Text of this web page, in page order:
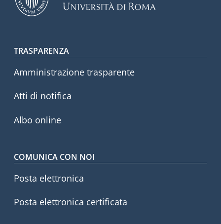
Footer menu
TRASPARENZA
Amministrazione trasparente
Atti di notifica
Albo online
COMUNICA CON NOI
Posta elettronica
Posta elettronica certificata